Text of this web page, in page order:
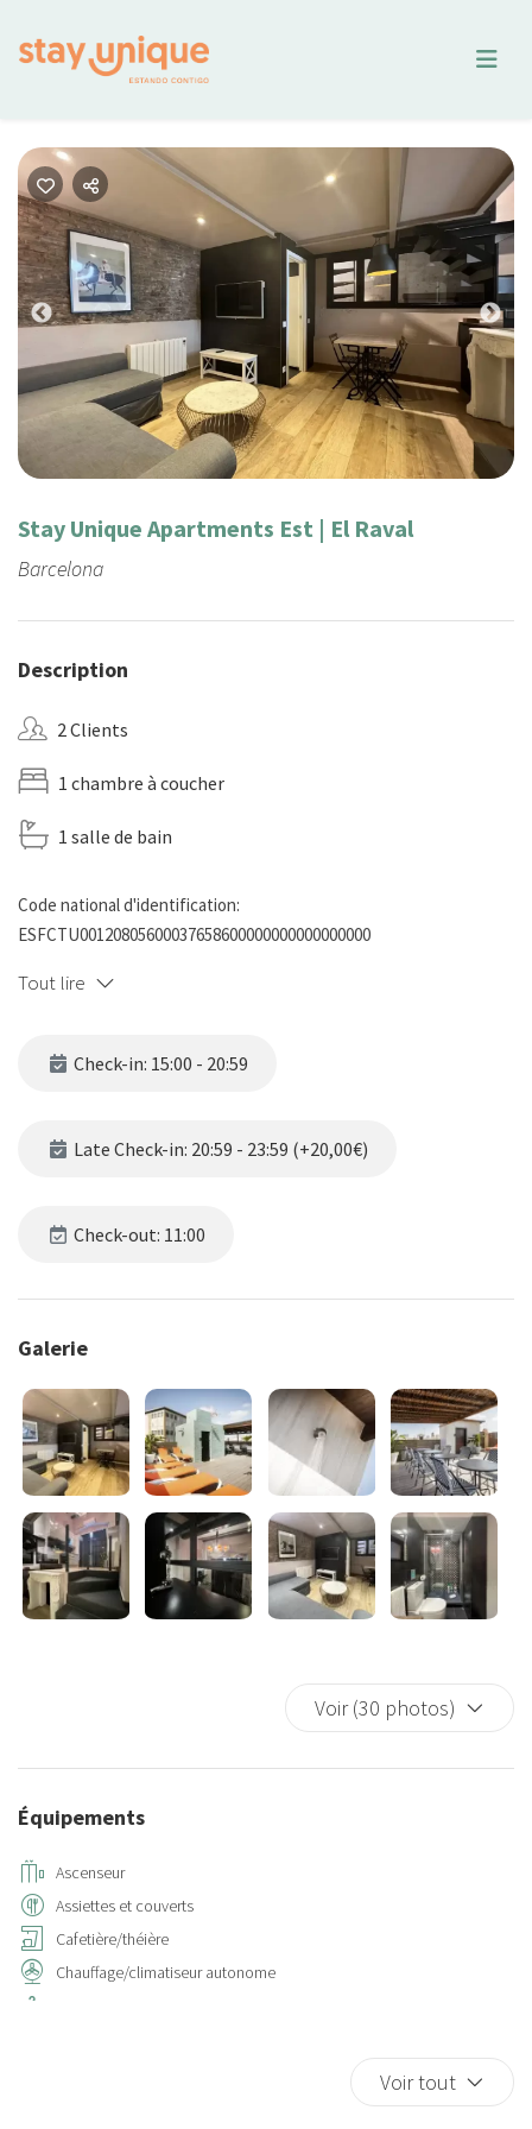
Previous
Stay Unique Apartments Est | El Raval
Barcelona
Description
2 Clients
1 chambre à coucher
1 salle de bain
Code national d'identification:
ESFCTU00120805600037658600000000000000000
Tout lire
Check-in: 15:00 - 20:59
Late Check-in: 20:59 - 23:59 (+20,00€)
Check-out: 11:00
Galerie
Voir (30 photos)
Équipements
Ascenseur
Assiettes et couverts
Cafetière/théière
Chauffage/climatiseur autonome
Voir tout